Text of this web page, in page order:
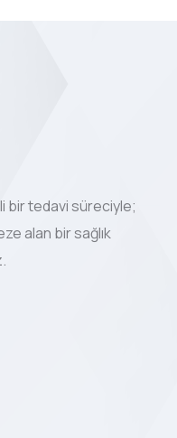
bir tedavi süreciyle;
alan bir sağlık